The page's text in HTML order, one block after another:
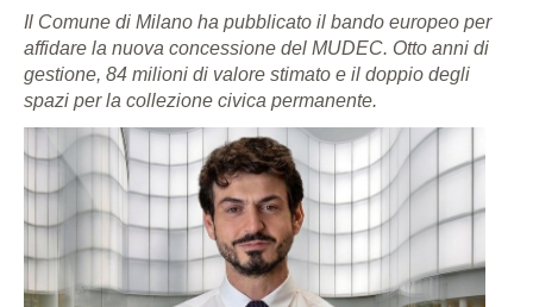
Il Comune di Milano ha pubblicato il bando europeo per
affidare la nuova concessione del MUDEC. Otto anni di
gestione, 84 milioni di valore stimato e il doppio degli
spazi per la collezione civica permanente.